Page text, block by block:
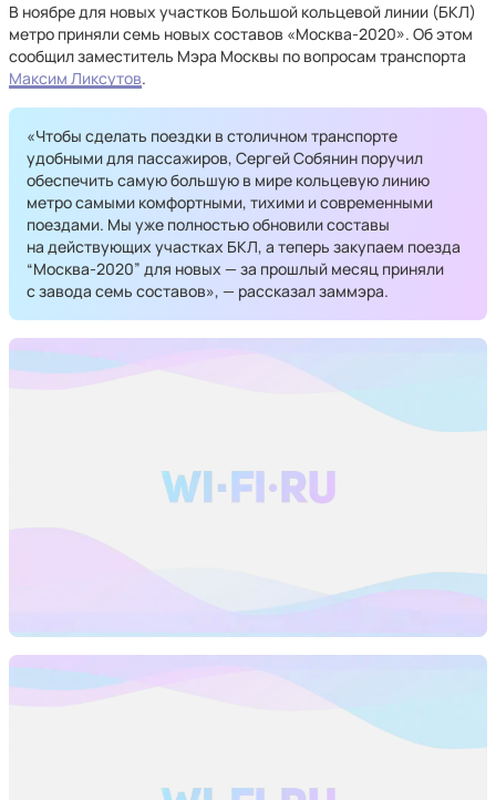
В ноябре для новых участков Большой кольцевой линии (БКЛ)
метро приняли семь новых составов «Москва-2020». Об этом
сообщил заместитель Мэра Москвы по вопросам транспорта
Максим Ликсутов.
«Чтобы сделать поездки в столичном транспорте
удобными для пассажиров, Сергей Собянин поручил
обеспечить самую большую в мире кольцевую линию
метро самыми комфортными, тихими и современными
поездами. Мы уже полностью обновили составы
на действующих участках БКЛ, а теперь закупаем поезда
“Москва-2020” для новых — за прошлый месяц приняли
с завода семь составов», — рассказал заммэра.